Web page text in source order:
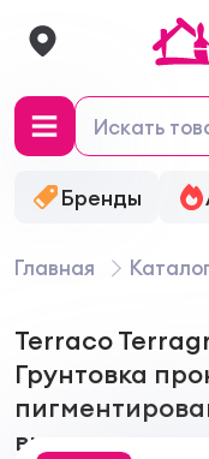
Бренды
Главная
Terraco
Грунтовка
внутренних